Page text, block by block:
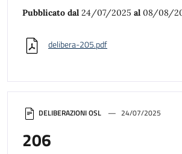
DELIBERAZIONI OSL 24/07/2025
206
Pubblicato dal 24/07/2025 al 08/08/
delibera-205.pdf